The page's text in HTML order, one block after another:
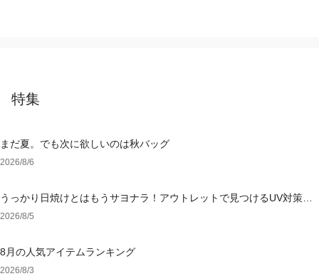
特集
まだ夏。でも次に欲しいのは秋バッグ
2026/8/6
うっかり日焼けとはもうサヨナラ！アウトレットで見つけるUV対策ウ
ェア
2026/8/5
8月の人気アイテムランキング
2026/8/3